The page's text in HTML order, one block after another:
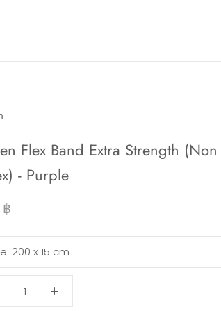
Flex Band Extra Strength (Non
- Purple
200 x 15 cm